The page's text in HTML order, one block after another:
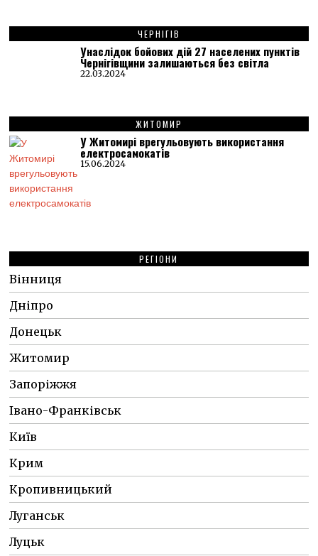
ЧЕРНІГІВ
Унаслідок бойових дій 27 населених пунктів
Чернігівщини залишаються без світла
22.03.2024
ЖИТОМИР
У Житомирі врегульовують використання
електросамокатів
15.06.2024
РЕГІОНИ
Вінниця
Дніпро
Донецьк
Житомир
Запоріжжя
Івано-Франківськ
Київ
Крим
Кропивницький
Луганськ
Луцьк